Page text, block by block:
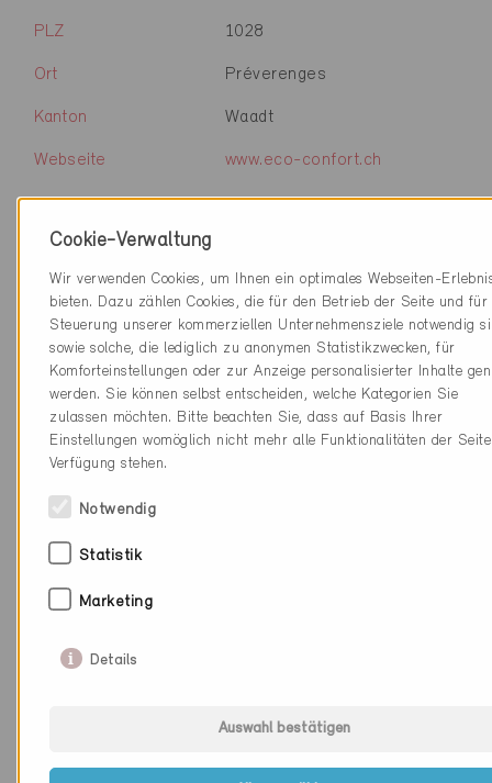
PLZ 1028
Ort Préverenges
Kanton Waadt
Webseite www.eco-confort.ch
Firma
Aménagement SA
1027
Ort Lonay
Kanton Waadt
Webseite www.acarre.ch
Ort
Kanton
Cookie-Verwaltung
Wir verwenden Cookies, um Ihnen ein optimales Webseiten-
bieten. Dazu zählen Cookies, die für den Betrieb der Seite und für
Steuerung unserer kommerziellen Unternehmensziele notwendig
sowie solche, die lediglich zu anonymen Statistikzwecken, für
Komforteinstellungen oder zur Anzeige personalisierter Inhalte
werden. Sie können selbst entscheiden, welche Kategorien Sie
zulassen möchten. Bitte beachten Sie, dass auf Basis Ihrer
Einstellungen womöglich nicht mehr alle Funktionalitäten der
Verfügung stehen.
Notwendig
Statistik
Marketing
Details
Auswahl bestätigen